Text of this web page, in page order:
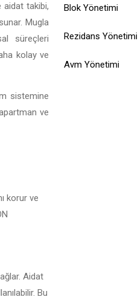
aidat takibi,
Mugla
süreçleri
kolay ve
sistemine
ve
korur ve
Aidat
Bu
Blok Yönetimi
Rezidans Yönetimi
Avm Yönetimi